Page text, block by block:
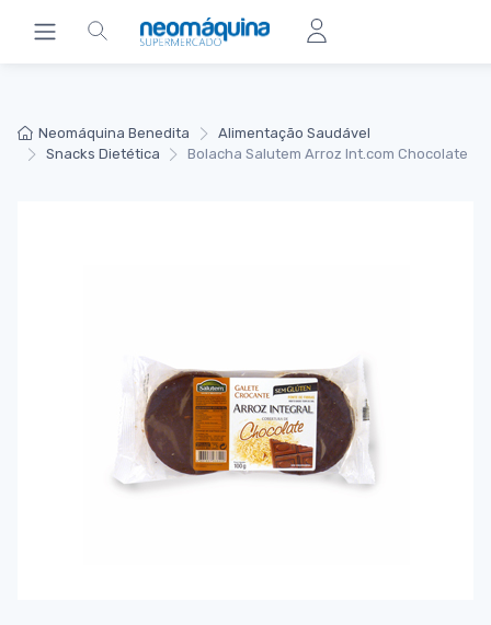
Neomáquina Benedita
Alimentação Saudável
Snacks Dietética
Bolacha Salutem Arroz Int.com Chocolate